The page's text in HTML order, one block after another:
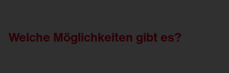
Welche Möglichkeiten gibt es?